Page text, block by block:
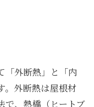
「外断熱」と「内
。外断熱は屋根材
で、熱橋（ヒートブ